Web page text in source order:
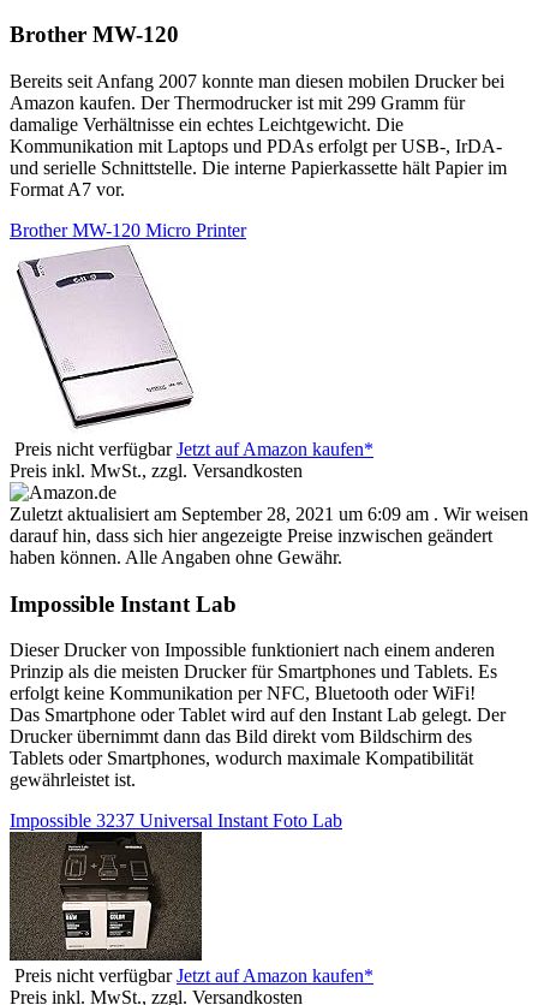
Brother MW-120
Bereits seit Anfang 2007 konnte man diesen mobilen Drucker bei
Amazon kaufen. Der Thermodrucker ist mit 299 Gramm für
damalige Verhältnisse ein echtes Leichtgewicht. Die
Kommunikation mit Laptops und PDAs erfolgt per USB-, IrDA-
und serielle Schnittstelle. Die interne Papierkassette hält Papier im
Format A7 vor.
Brother MW-120 Micro Printer
Preis nicht verfügbar Jetzt auf Amazon kaufen*
Preis inkl. MwSt., zzgl. Versandkosten
Zuletzt aktualisiert am September 28, 2021 um 6:09 am . Wir weisen
darauf hin, dass sich hier angezeigte Preise inzwischen geändert
haben können. Alle Angaben ohne Gewähr.
Impossible Instant Lab
Dieser Drucker von Impossible funktioniert nach einem anderen
Prinzip als die meisten Drucker für Smartphones und Tablets. Es
erfolgt keine Kommunikation per NFC, Bluetooth oder WiFi!
Das Smartphone oder Tablet wird auf den Instant Lab gelegt. Der
Drucker übernimmt dann das Bild direkt vom Bildschirm des
Tablets oder Smartphones, wodurch maximale Kompatibilität
gewährleistet ist.
Impossible 3237 Universal Instant Foto Lab
Preis nicht verfügbar Jetzt auf Amazon kaufen*
Preis inkl. MwSt., zzgl. Versandkosten